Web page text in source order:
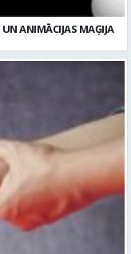
atpazīt un veiksmīgi